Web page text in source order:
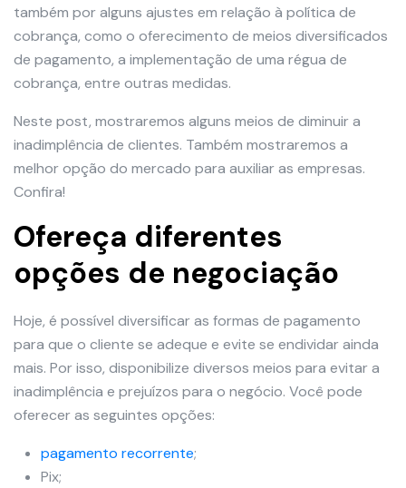
também por alguns ajustes em relação à política de
cobrança, como o oferecimento de meios diversificados
de pagamento, a implementação de uma régua de
cobrança, entre outras medidas.
Neste post, mostraremos alguns meios de diminuir a
inadimplência de clientes. Também mostraremos a
melhor opção do mercado para auxiliar as empresas.
Confira!
Ofereça diferentes
opções de negociação
Hoje, é possível diversificar as formas de pagamento
para que o cliente se adeque e evite se endividar ainda
mais. Por isso, disponibilize diversos meios para evitar a
inadimplência e prejuízos para o negócio. Você pode
oferecer as seguintes opções:
pagamento recorrente;
Pix;